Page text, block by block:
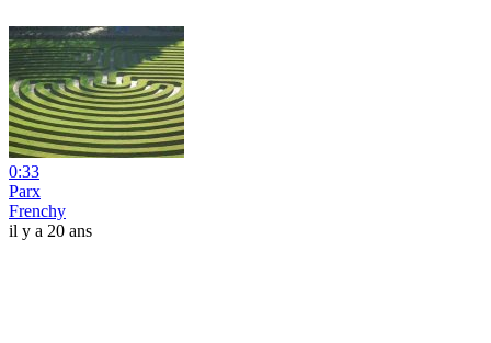
0:33
Parx
Frenchy
il y a 20 ans